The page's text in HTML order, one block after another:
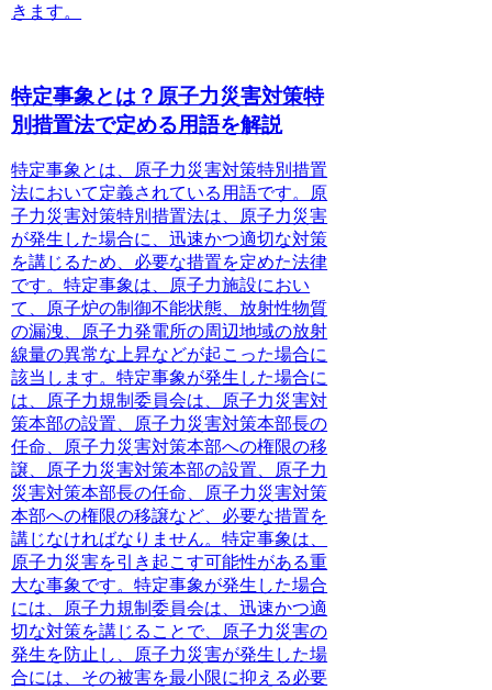
きます。
特定事象とは？原子力災害対策特
別措置法で定める用語を解説
特定事象とは、原子力災害対策特別措置
法において定義されている用語です。原
子力災害対策特別措置法は、原子力災害
が発生した場合に、迅速かつ適切な対策
を講じるため、必要な措置を定めた法律
です。特定事象は、
原子力施設におい
て、原子炉の制御不能状態、放射性物質
の漏洩、原子力発電所の周辺地域の放射
線量の異常な上昇などが起こった場合に
該当します。特定事象が発生した場合に
は、原子力規制委員会は、原子力災害対
策本部の設置、原子力災害対策本部長の
任命、原子力災害対策本部への権限の移
譲、原子力災害対策本部の設置、原子力
災害対策本部長の任命、原子力災害対策
本部への権限の移譲など、必要な措置を
講じなければなりません。特定事象は、
原子力災害を引き起こす可能性がある重
大な事象です。特定事象が発生した場合
には、原子力規制委員会は、迅速かつ適
切な対策を講じることで、原子力災害の
発生を防止し、原子力災害が発生した場
合には、その被害を最小限に抑える必要